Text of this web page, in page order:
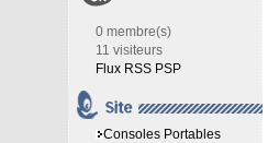
0 membre(s)
11 visiteurs
Flux RSS PSP
Consoles Portables